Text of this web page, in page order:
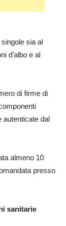
sia al
d’albo e al
di firme di
autenticate dal
almeno 10
presso
sanitarie